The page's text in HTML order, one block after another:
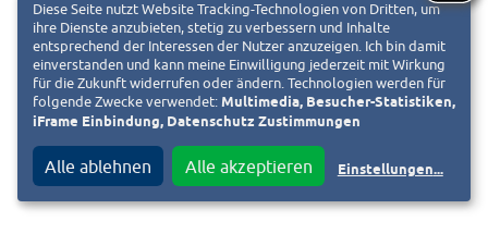
Diese Seite nutzt Website Tracking-Technologien von Dritten, um
ihre Dienste anzubieten, stetig zu verbessern und Inhalte
entsprechend der Interessen der Nutzer anzuzeigen. Ich bin damit
einverstanden und kann meine Einwilligung jederzeit mit Wirkung
für die Zukunft widerrufen oder ändern. Technologien werden für
folgende Zwecke verwendet: Multimedia, Besucher-Statistiken,
iFrame Einbindung, Datenschutz Zustimmungen
Alle ablehnen Alle akzeptieren Einstellungen...